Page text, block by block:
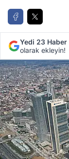
Yedi 23 Haber
olarak ekleyin!